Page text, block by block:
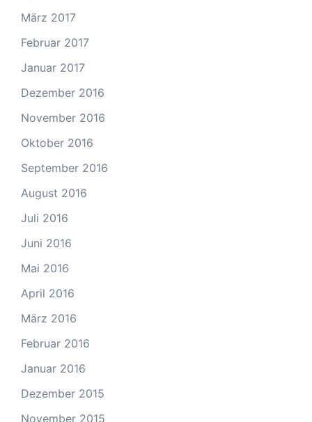
März 2017
Februar 2017
Januar 2017
Dezember 2016
November 2016
Oktober 2016
September 2016
August 2016
Juli 2016
Juni 2016
Mai 2016
April 2016
März 2016
Februar 2016
Januar 2016
Dezember 2015
November 2015